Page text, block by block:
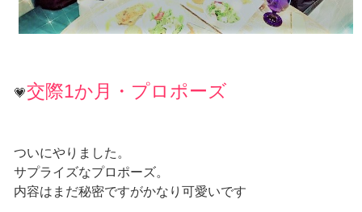
💗交際1か月・プロポーズ
ついにやりました。
サプライズなプロポーズ。
内容はまだ秘密ですがかなり可愛いです